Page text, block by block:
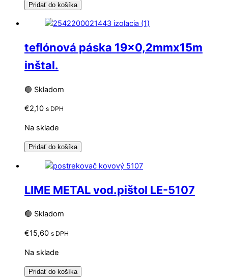
Pridať do košíka
teflónová páska 19×0,2mmx15m
inštal.
🟢 Skladom
€2,10 s DPH
Na sklade
Pridať do košíka
LIME METAL vod.pištol LE-5107
🟢 Skladom
€15,60 s DPH
Na sklade
Pridať do košíka